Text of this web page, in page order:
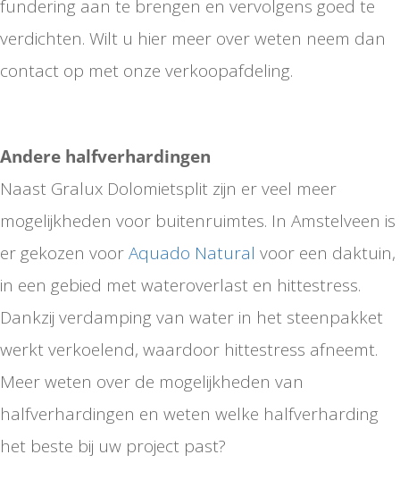
fundering aan te brengen en vervolgens goed te
verdichten. Wilt u hier meer over weten neem dan
contact op met onze verkoopafdeling.
Andere halfverhardingen
Naast Gralux Dolomietsplit zijn er veel meer
mogelijkheden voor buitenruimtes. In Amstelveen is
er gekozen voorAquado Natural voor een daktuin,
in een gebied met wateroverlast en hittestress.
Dankzij verdamping van water in het steenpakket
werkt verkoelend, waardoor hittestress afneemt.
Meer weten over de mogelijkheden van
halfverhardingen en weten welke halfverharding
het beste bij uw project past?